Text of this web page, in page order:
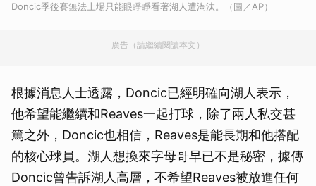
Doncic季後賽無法上場只能眼睜睜看著湖人遭淘汰。（圖／AP）
廣告（請繼續閱讀本文）
根據消息人士透露，Doncic已經明確向湖人表示，
他希望能繼續和Reaves一起打球，除了兩人私交甚
篤之外，Doncic也相信，Reaves是能長期和他搭配
的核心球員。湖人想換來字母哥早已不是秘密，據傳
Doncic曾告訴湖人高層，不希望Reaves被放進任何